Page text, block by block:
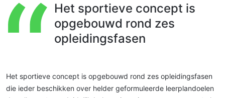
Het sportieve concept is
opgebouwd rond zes
opleidingsfasen
Het sportieve concept is opgebouwd rond zes opleidingsfasen
die ieder beschikken over helder geformuleerde leerplandoelen